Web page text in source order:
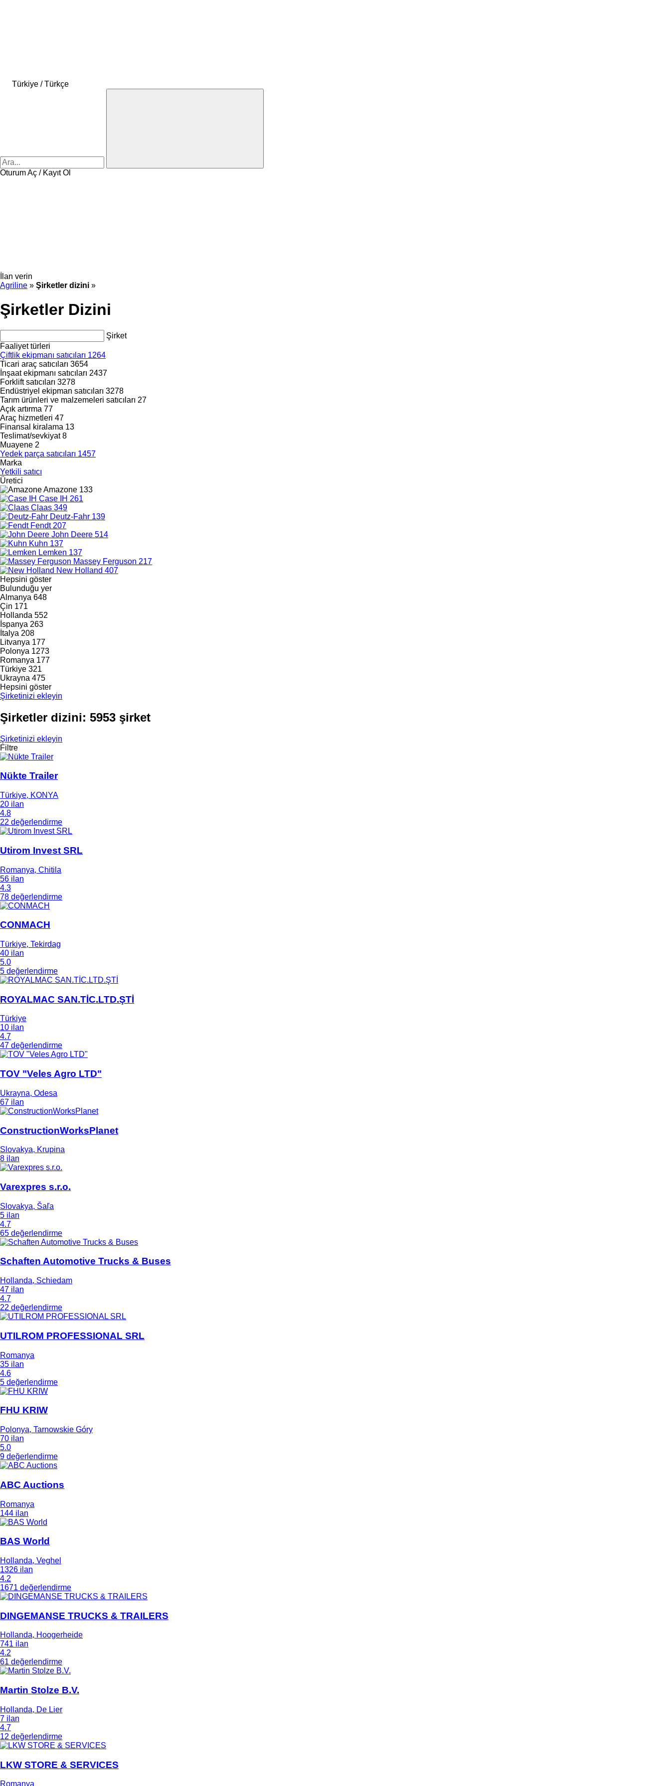
Türkiye / Türkçe
Oturum Aç / Kayıt Ol
İlan verin
Agriline » Şirketler dizini »
Şirketler Dizini
Şirket
Faaliyet türleri
Çiftlik ekipmanı satıcıları 1264
Ticari araç satıcıları 3654
İnşaat ekipmanı satıcıları 2437
Forklift satıcıları 3278
Endüstriyel ekipman satıcıları 3278
Tarım ürünleri ve malzemeleri satıcıları 27
Açık artırma 77
Araç hizmetleri 47
Finansal kiralama 13
Teslimat/sevkiyat8
Muayene 2
Yedek parça satıcıları 1457
Marka
Yetkili satıcı
Üretici
Amazone 133
Case IH 261
Claas 349
Deutz-Fahr 139
Fendt 207
John Deere 514
Kuhn 137
Lemken 137
Massey Ferguson 217
New Holland 407
Hepsini göster
Bulunduğu yer
Almanya 648
Çin 171
Hollanda 552
İspanya 263
İtalya 208
Litvanya 177
Polonya 1273
Romanya 177
Türkiye 321
Ukrayna 475
Hepsini göster
Şirketinizi ekleyin
Şirketler dizini: 5953 şirket
Şirketinizi ekleyin
Filtre
Nükte Trailer
Türkiye, KONYA
20 ilan
4.8
22 değerlendirme
Utirom Invest SRL
Romanya, Chitila
56 ilan
4.3
78 değerlendirme
CONMACH
Türkiye, Tekirdag
40 ilan
5.0
5 değerlendirme
ROYALMAC SAN.TİC.LTD.ŞTİ
Türkiye
10 ilan
4.7
47 değerlendirme
TOV "Veles Agro LTD"
Ukrayna, Odesa
67 ilan
ConstructionWorksPlanet
Slovakya, Krupina
8 ilan
Varexpres s.r.o.
Slovakya, Šaľa
5 ilan
4.7
65 değerlendirme
Schaften Automotive Trucks & Buses
Hollanda, Schiedam
47 ilan
4.7
22 değerlendirme
UTILROM PROFESSIONAL SRL
Romanya
35 ilan
4.6
5 değerlendirme
FHU KRIW
Polonya, Tarnowskie Góry
70 ilan
5.0
9 değerlendirme
ABC Auctions
Romanya
144 ilan
BAS World
Hollanda, Veghel
1326 ilan
4.2
1671 değerlendirme
DINGEMANSE TRUCKS & TRAILERS
Hollanda, Hoogerheide
741 ilan
4.2
61 değerlendirme
Martin Stolze B.V.
Hollanda, De Lier
7 ilan
4.7
12 değerlendirme
LKW STORE & SERVICES
Romanya